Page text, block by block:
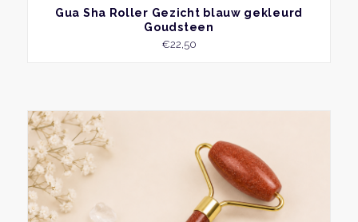
BEKIJK
Gua Sha Roller Gezicht blauw gekleurd
Goudsteen
€22,50